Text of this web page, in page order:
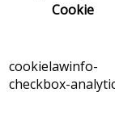
Cookie
cookielawinfo-
checkbox-